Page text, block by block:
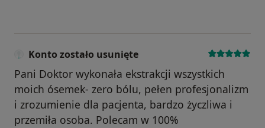
Konto zostało usunięte
Pani Doktor wykonała ekstrakcji wszystkich
moich ósemek- zero bólu, pełen profesjonalizm
i zrozumienie dla pacjenta, bardzo życzliwa i
przemiła osoba. Polecam w 100%